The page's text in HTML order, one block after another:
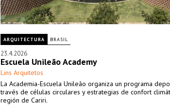
ARQUITECTURA BRASIL
23.4.2026
Escuela Unileão Academy
Lins Arquitetos
La Academia-Escuela Unileão organiza un programa
través de células circulares y estrategias de confort
región de Cariri.